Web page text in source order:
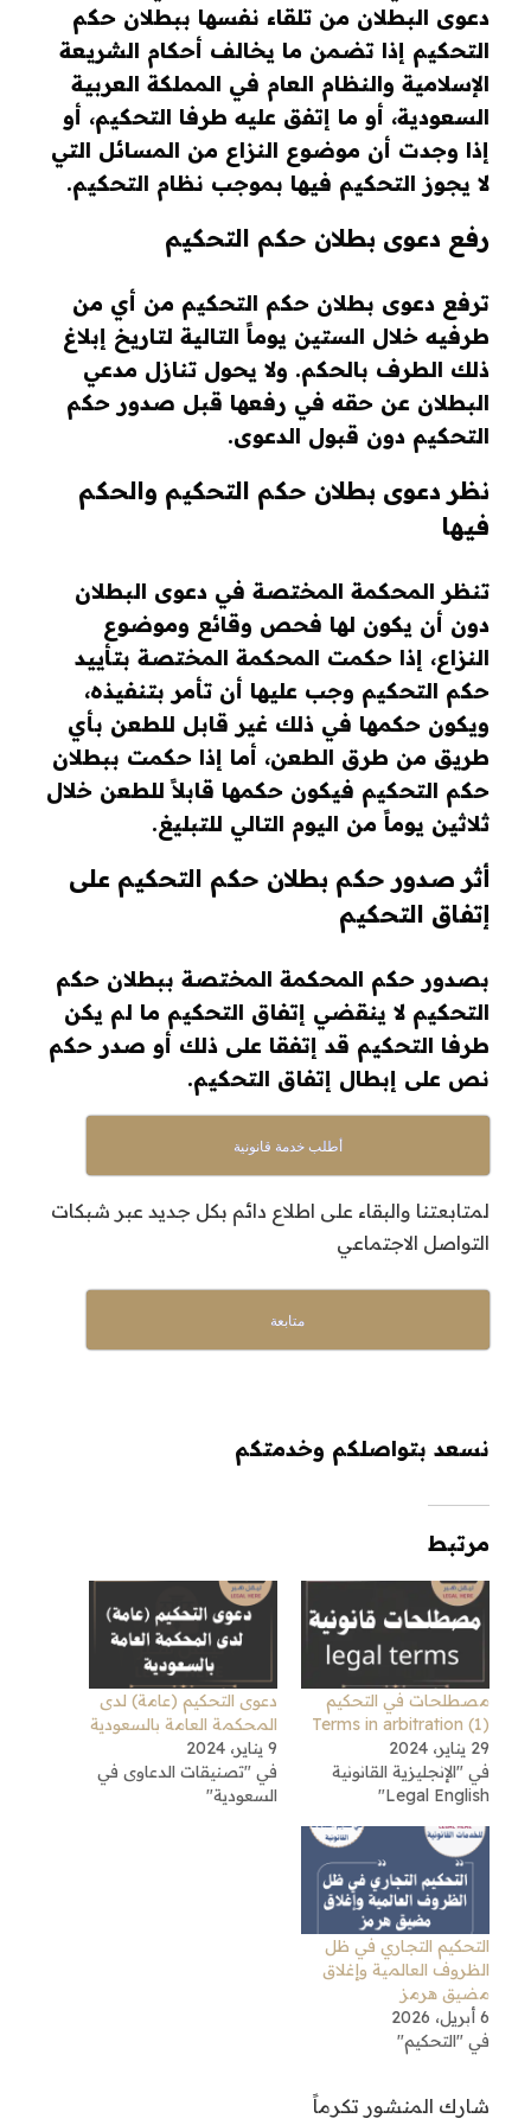
دعوى البطلان من تلقاء نفسها ببطلان حكم
التحكيم إذا تضمن ما يخالف أحكام الشريعة
الإسلامية والنظام العام في المملكة العربية
السعودية، أو ما إتفق عليه طرفا التحكيم، أو
إذا وجدت أن موضوع النزاع من المسائل التي
لا يجوز التحكيم فيها بموجب نظام التحكيم.
رفع دعوى بطلان حكم التحكيم
ترفع دعوى بطلان حكم التحكيم من أي من
طرفيه خلال الستين يوماً التالية لتاريخ إبلاغ
ذلك الطرف بالحكم. ولا يحول تنازل مدعي
البطلان عن حقه في رفعها قبل صدور حكم
التحكيم دون قبول الدعوى.
نظر دعوى بطلان حكم التحكيم والحكم
فيها
تنظر المحكمة المختصة في دعوى البطلان
دون أن يكون لها فحص وقائع وموضوع
النزاع، إذا حكمت المحكمة المختصة بتأييد
حكم التحكيم وجب عليها أن تأمر بتنفيذه،
ويكون حكمها في ذلك غير قابل للطعن بأي
طريق من طرق الطعن، أما إذا حكمت ببطلان
حكم التحكيم فيكون حكمها قابلاً للطعن خلال
ثلاثين يوماً من اليوم التالي للتبليغ.
أثر صدور حكم بطلان حكم التحكيم على
إتفاق التحكيم
بصدور حكم المحكمة المختصة ببطلان حكم
التحكيم لا ينقضي إتفاق التحكيم ما لم يكن
طرفا التحكيم قد إتفقا على ذلك أو صدر حكم
نص على إبطال إتفاق التحكيم.
أطلب خدمة قانونية
لمتابعتنا والبقاء على اطلاع دائم بكل جديد عبر شبكات
التواصل الاجتماعي
متابعة
نسعد بتواصلكم وخدمتكم
مرتبط
مصطلحات في التحكيم
(1) Terms in arbitration
29 يناير، 2024
في "الإنجليزية القانونية
Legal English"
دعوى التحكيم (عامة) لدى
المحكمة العامة بالسعودية
9 يناير، 2024
في "تصنيقات الدعاوى في
السعودية"
التحكيم التجاري في ظل
الظروف العالمية وإغلاق
مضيق هرمز
6 أبريل، 2026
في "التحكيم"
شارك المنشور تكرماً